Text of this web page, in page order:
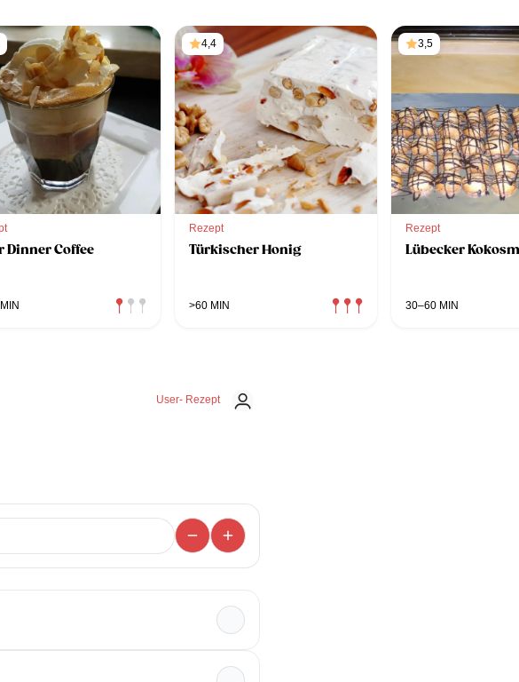
Dinner Coffee
4,4
Rezept
Türkischer Honig
>60 MIN
3,5
Rezept
Lübecker
30–60 MIN
User- Rezept